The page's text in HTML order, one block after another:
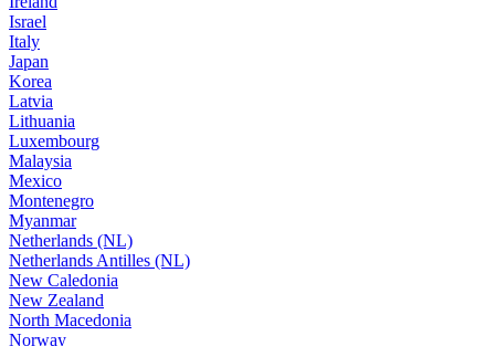
Israel
Italy
Japan
Korea
Latvia
Lithuania
Luxembourg
Malaysia
Mexico
Montenegro
Myanmar
Netherlands (NL)
Netherlands Antilles (NL)
New Caledonia
New Zealand
North Macedonia
Norway